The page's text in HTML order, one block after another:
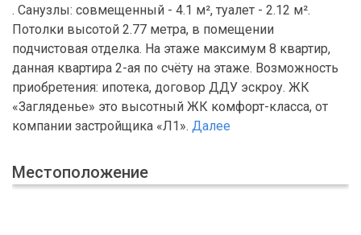
. Санузлы: совмещенный - 4.1 м², туалет - 2.12 м².
Потолки высотой 2.77 метра, в помещении
подчистовая отделка. На этаже максимум 8 квартир,
данная квартира 2-ая по счёту на этаже. Возможность
приобретения: ипотека, договор ДДУ эскроу. ЖК
«Загляденье» это высотный ЖК комфорт-класса, от
компании застройщика «Л1». Далее
Местоположение